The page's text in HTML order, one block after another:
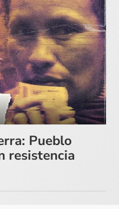
Pueblo
resistencia